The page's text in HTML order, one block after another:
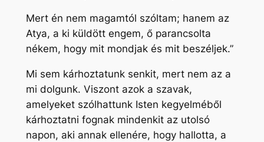
Mert én nem magamtól szóltam; hanem az
Atya, a ki küldött engem, ő parancsolta
nékem, hogy mit mondjak és mit beszéljek.”
Mi sem kárhoztatunk senkit, mert nem az a
mi dolgunk. Viszont azok a szavak,
amelyeket szólhattunk Isten kegyelméből
kárhoztatni fognak mindenkit az utolsó
napon, aki annak ellenére, hogy hallotta, a